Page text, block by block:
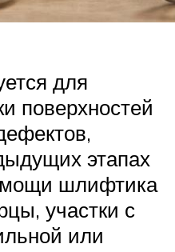
для
поверхностей
этапах
шлифтика
участки с
или